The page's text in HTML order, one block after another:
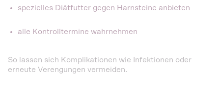
spezielles Diätfutter gegen Harnsteine anbieten
alle Kontrolltermine wahrnehmen
So lassen sich Komplikationen wie Infektionen oder
erneute Verengungen vermeiden.